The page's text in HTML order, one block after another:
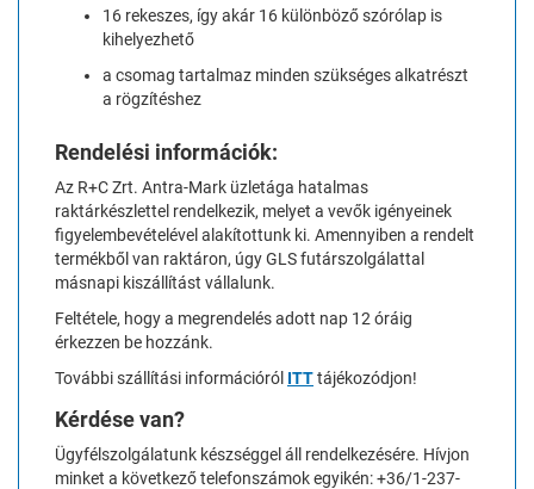
16 rekeszes, így akár 16 különböző szórólap is
kihelyezhető
a csomag tartalmaz minden szükséges alkatrészt
a rögzítéshez
Rendelési információk:
Az R+C Zrt. Antra-Mark üzletága hatalmas
raktárkészlettel rendelkezik, melyet a vevők igényeinek
figyelembevételével alakítottunk ki. Amennyiben a rendelt
termékből van raktáron, úgy GLS futárszolgálattal
másnapi kiszállítást vállalunk.
Feltétele, hogy a megrendelés adott nap 12 óráig
érkezzen be hozzánk.
További szállítási információról ITTtájékozódjon!
Kérdése van?
Ügyfélszolgálatunk készséggel áll rendelkezésére. Hívjon
minket a következő telefonszámok egyikén: +36/1-237-